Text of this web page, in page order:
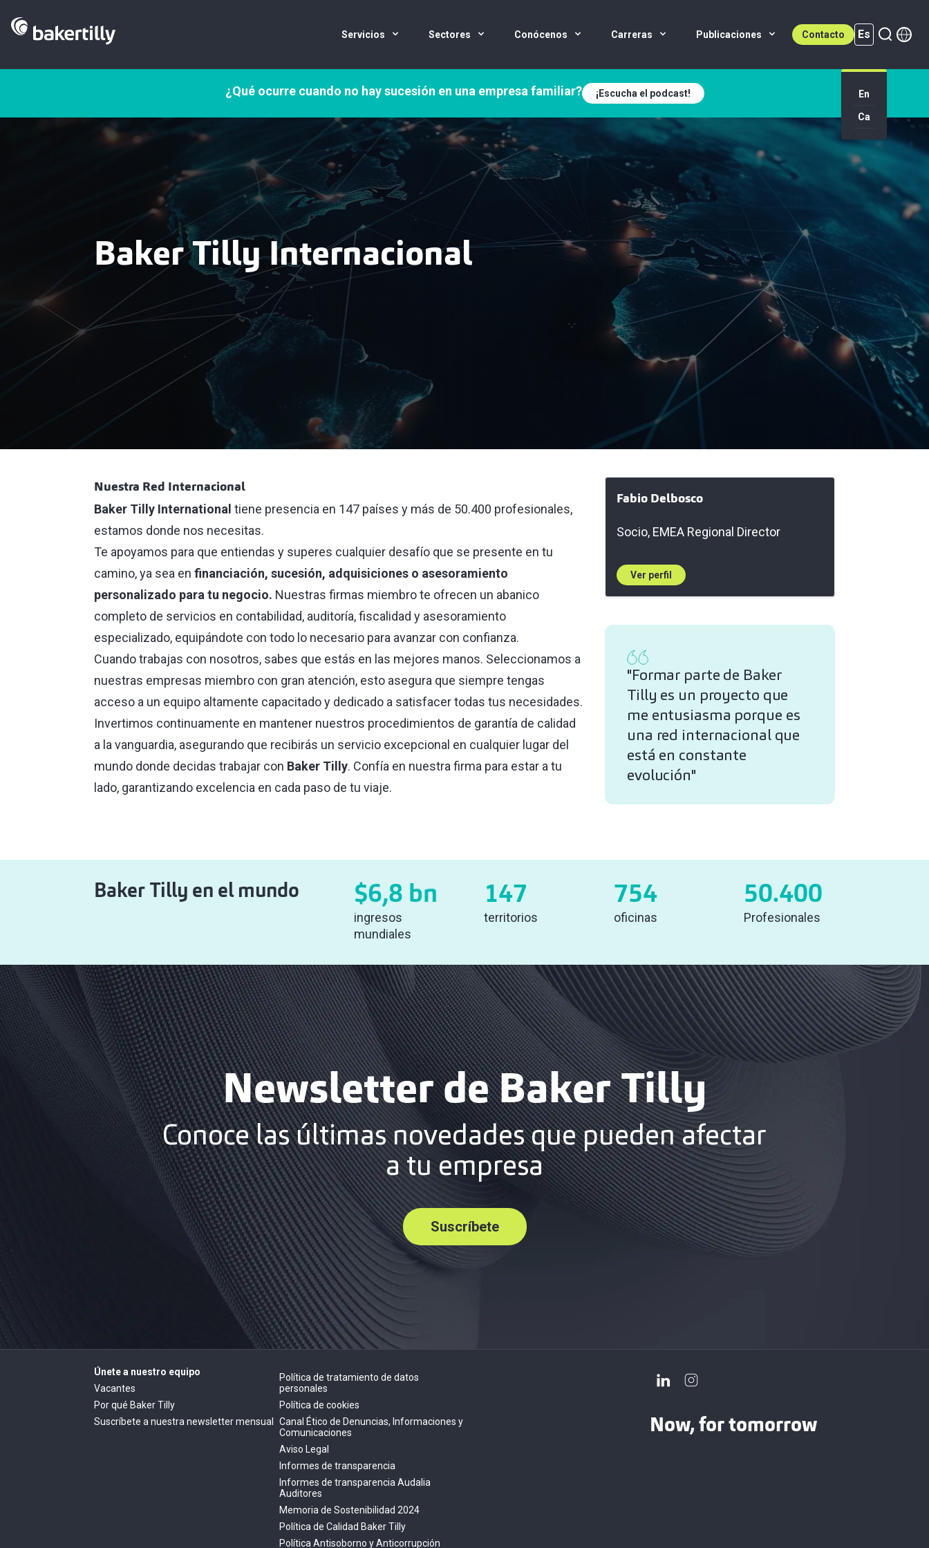
Servicios Sectores Conócenos Carreras Publicaciones Contacto Es
Es (active)
En
Ca
¿Qué ocurre cuando no hay sucesión en una empresa familiar? ¡Escucha el podcast!
Baker Tilly Internacional
Nuestra Red Internacional
Baker Tilly International tiene presencia en 147 países y más de 50.400 profesionales,
estamos donde nos necesitas.
Te apoyamos para que entiendas y superes cualquier desafío que se presente en tu
camino, ya sea en financiación, sucesión, adquisiciones o asesoramiento
personalizado para tu negocio. Nuestras firmas miembro te ofrecen un abanico
completo de servicios en contabilidad, auditoría, fiscalidad y asesoramiento
especializado, equipándote con todo lo necesario para avanzar con confianza.
Cuando trabajas con nosotros, sabes que estás en las mejores manos. Seleccionamos a
nuestras empresas miembro con gran atención, esto asegura que siempre tengas
acceso a un equipo altamente capacitado y dedicado a satisfacer todas tus necesidades.
Invertimos continuamente en mantener nuestros procedimientos de garantía de calidad
a la vanguardia, asegurando que recibirás un servicio excepcional en cualquier lugar del
mundo donde decidas trabajar con Baker Tilly. Confía en nuestra firma para estar a tu
lado, garantizando excelencia en cada paso de tu viaje.
Fabio Delbosco
Socio, EMEA Regional Director
Ver perfil
"Formar parte de Baker
Tilly es un proyecto que
me entusiasma porque es
una red internacional que
está en constante
evolución"
Baker Tilly en el mundo $6,8 bn
ingresos
mundiales
147
territorios
754
oficinas
50.400
Profesionales
Newsletter de Baker Tilly
Conoce las últimas novedades que pueden afectar
a tu empresa
Suscríbete
Únete a nuestro equipo
Vacantes
Por qué Baker Tilly
Suscríbete a nuestra newsletter mensual
Política de tratamiento de datos
personales
Política de cookies
Canal Ético de Denuncias, Informaciones y
Comunicaciones
Aviso Legal
Informes de transparencia
Informes de transparencia Audalia
Auditores
Memoria de Sostenibilidad 2024
Política de Calidad Baker Tilly
Política Antisoborno y Anticorrupción
Now, for tomorrow